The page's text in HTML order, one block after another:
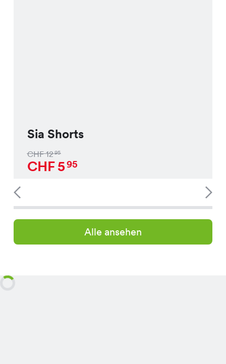
Sia Shorts
CHF1295
CHF595
Alle ansehen